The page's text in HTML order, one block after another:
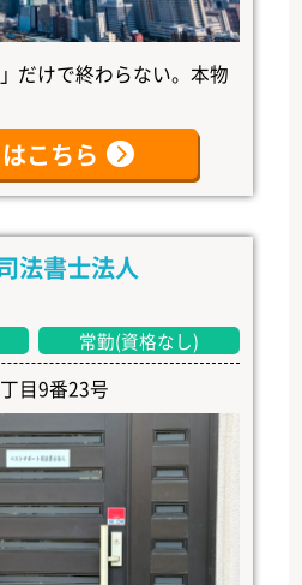
だけで終わらない。本物
こちら
法書士法人
常勤(資格なし)
目9番23号